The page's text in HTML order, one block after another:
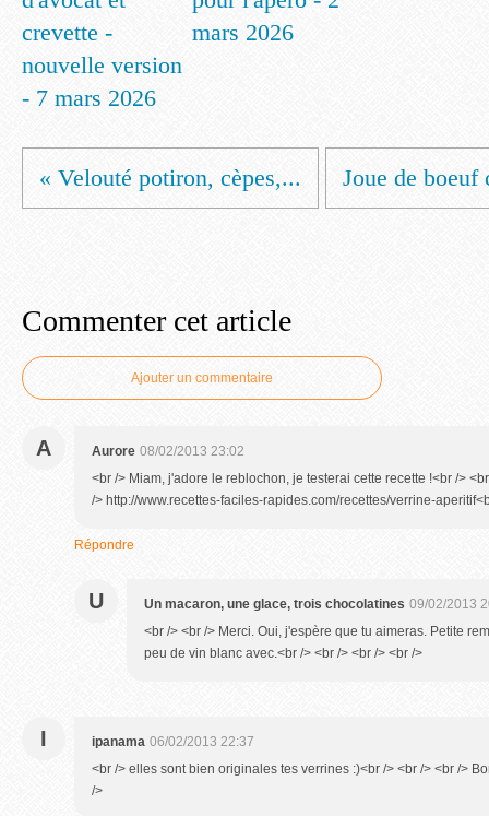
crevette -
nouvelle version
- 7 mars 2026
mars 2026
« Velouté potiron, cèpes,... Joue de
Commenter cet article
Ajouter un commentaire
A Aurore 08/02/2013 23:02
<br /> Miam, j'adore le reblochon, je testerai cette recette !<br />
/> http://www.recettes-faciles-rapides.com/recettes/verrine-
Répondre
U Un macaron, une glace, trois chocolatines 09/02/2013
<br /> <br /> Merci. Oui, j'espère que tu aimeras. Petite
peu de vin blanc avec.<br /> <br /> <br /> <br />
I ipanama 06/02/2013 22:37
<br /> elles sont bien originales tes verrines :)<br /> <br /> <br />
/>